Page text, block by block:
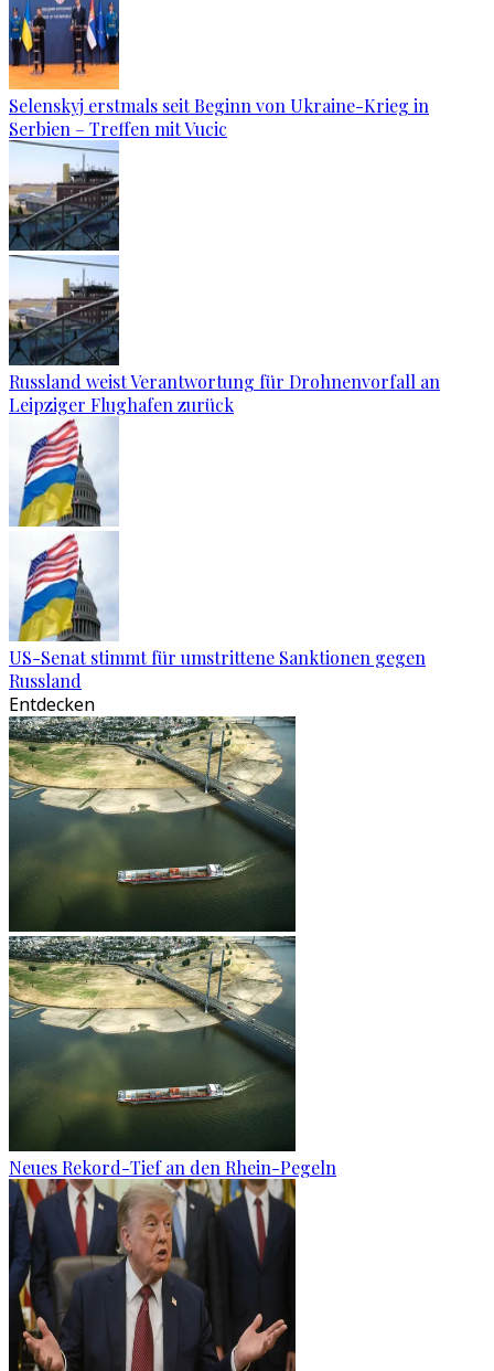
Selenskyj erstmals seit Beginn von Ukraine-Krieg in
Serbien – Treffen mit Vucic
Russland weist Verantwortung für Drohnenvorfall an
Leipziger Flughafen zurück
US-Senat stimmt für umstrittene Sanktionen gegen
Russland
Entdecken
Neues Rekord-Tief an den Rhein-Pegeln